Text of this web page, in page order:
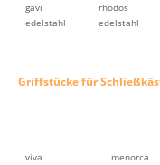
gavi
edelstahl
rhodos
edelstahl
Griffstücke für
viva
menorca